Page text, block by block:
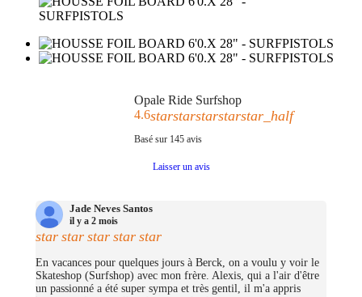
Opale Ride Surfshop
4.6starstarstarstarstar_half
Basé sur 145avis
Laisser un avis
Jade Neves Santos
il y a 2 mois
star star star star star
En vacances pour quelques jours à Berck, on a voulu y voir le
Skateshop (Surfshop) avec mon frère. Alexis, qui a l'air d'être
un passionné a été super sympa et très gentil, il m'a appris